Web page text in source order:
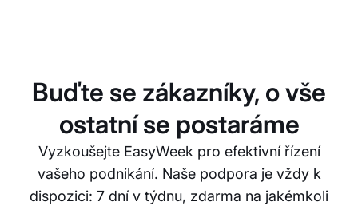
Buďte se zákazníky, o vše
ostatní se postaráme
Vyzkoušejte EasyWeek pro efektivní řízení
vašeho podnikání. Naše podpora je vždy k
dispozici: 7 dní v týdnu, zdarma na jakémkoli